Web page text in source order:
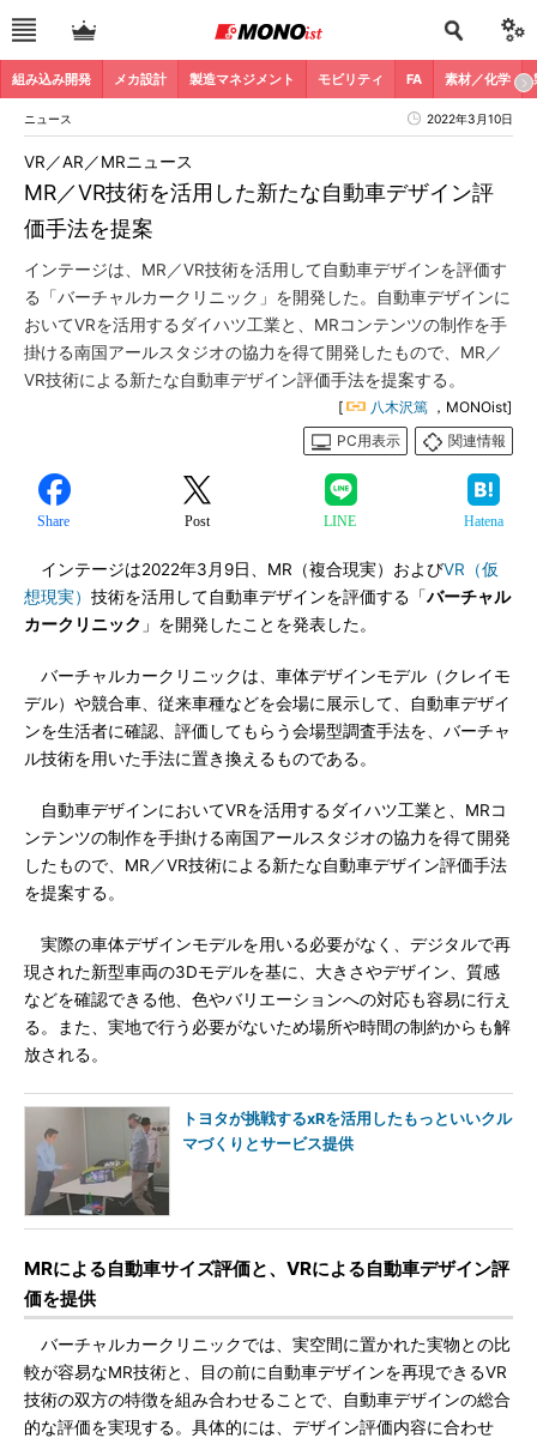
組み込み開発 メカ設計 製造マネジメント モビリティ FA 素材／化学
ニュース 2022年3月10日
MR／VR技術を活用した新たな自動車デザイン評
価手法を提案
VR／AR／MRニュース
インテージは、MR／VR技術を活用して自動車デザインを評価す
る「バーチャルカークリニック」を開発した。自動車デザインに
おいてVRを活用するダイハツ工業と、MRコンテンツの制作を手
掛ける南国アールスタジオの協力を得て開発したもので、MR／
VR技術による新たな自動車デザイン評価手法を提案する。
[ 八木沢篤 ，MONOist]
PC用表示
関連情報
Share Post LINE Hatena
インテージは2022年3月9日、MR（複合現実）およびVR（仮
想現実） 技術を活用して自動車デザインを評価する「バーチャル
カークリニック 」を開発したことを発表した。
バーチャルカークリニックは、車体デザインモデル（クレイモ
デル）や競合車、従来車種などを会場に展示して、自動車デザイ
ンを生活者に確認、評価してもらう会場型調査手法を、バーチャ
ル技術を用いた手法に置き換えるものである。
自動車デザインにおいてVRを活用するダイハツ工業と、MRコ
ンテンツの制作を手掛ける南国アールスタジオの協力を得て開発
したもので、MR／VR技術による新たな自動車デザイン評価手法
を提案する。
実際の車体デザインモデルを用いる必要がなく、デジタルで再
現された新型車両の3Dモデルを基に、大きさやデザイン、質感
などを確認できる他、色やバリエーションへの対応も容易に行え
る。また、実地で行う必要がないため場所や時間の制約からも解
放される。
トヨタが挑戦するxRを活用したもっといいクル
マづくりとサービス提供
MRによる自動車サイズ評価と、VRによる自動車デザイン評
価を提供
バーチャルカークリニックでは、実空間に置かれた実物との比
較が容易なMR技術と、目の前に自動車デザインを再現できるVR
技術の双方の特徴を組み合わせることで、自動車デザインの総合
的な評価を実現する。具体的には、デザイン評価内容に合わせ